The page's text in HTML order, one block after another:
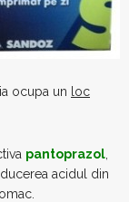
ocupa un
loc
pantoprazol
acidul din